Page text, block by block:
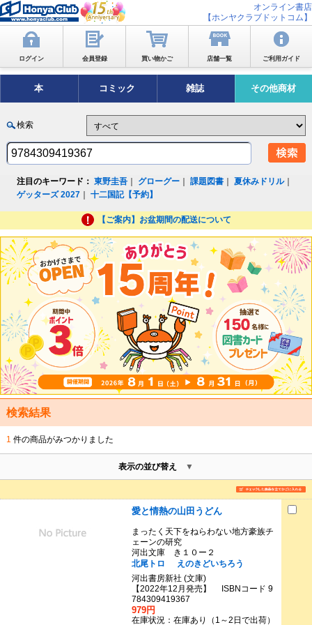
オンライン書店
【ホンヤクラブドットコム】
ログイン 会員登録 買い物かご 店舗一覧 ご利用ガイド
本 コミック 雑誌 その他商材
検索
注目のキーワード： 東野圭吾 グローグー ｜課題図書 ｜夏休みドリル｜
ゲッターズ 2027 ｜十二国記【予約】
【ご案内】お盆期間の配送について
検索結果
1 件の商品がみつかりました
表示の並び替え
愛と情熱の山田うどん
まったく天下をねらわない地方豪族チ
ェーンの研究
河出文庫 き１０ー２
北尾トロ
えのきどいちろう
河出書房新社 (文庫)
【2022年12月発売】 ISBNコード 9
784309419367
979円
在庫状況：在庫あり（1～2日で出荷）